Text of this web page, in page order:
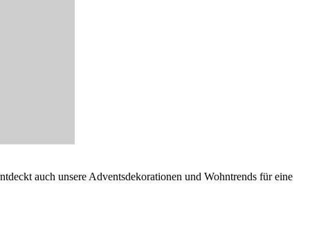
auch unsere Adventsdekorationen und Wohntrends für eine